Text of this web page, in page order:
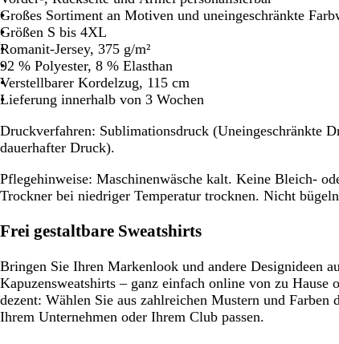
Schwenken.
Schwenken.
Großes Sortiment an Motiven und uneingeschränkte
Größen S bis 4XL
Romanit-Jersey, 375 g/m²
92 % Polyester, 8 % Elasthan
Verstellbarer Kordelzug, 115 cm
Lieferung innerhalb von 3 Wochen
Druckverfahren: Sublimationsdruck (Uneingeschränkte
dauerhafter Druck).
Pflegehinweise: Maschinenwäsche kalt. Keine Bleich-
Trockner bei niedriger Temperatur trocknen. Nicht
Frei gestaltbare Sweatshirts
Bringen Sie Ihren Markenlook und andere Designideen
Kapuzensweatshirts – ganz einfach online von zu Hause
dezent: Wählen Sie aus zahlreichen Mustern und Farben
Ihrem Unternehmen oder Ihrem Club passen.